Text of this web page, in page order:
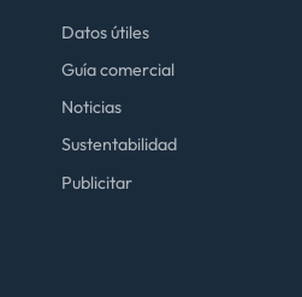
Datos útiles
Guía comercial
Noticias
Sustentabilidad
Publicitar